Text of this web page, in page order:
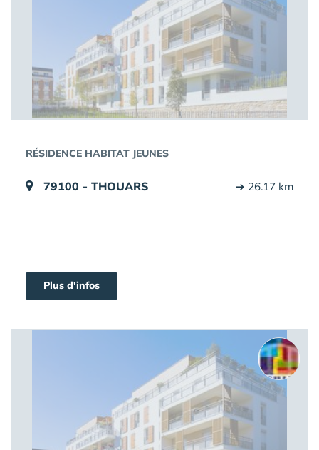
RÉSIDENCE HABITAT JEUNES
79100 - THOUARS ➔ 26.17 km
Plus d'infos